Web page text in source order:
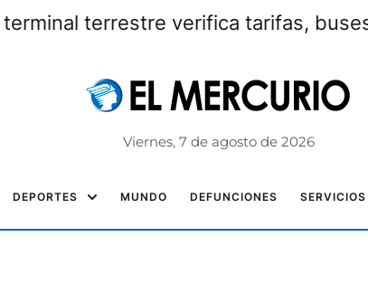
terminal terrestre verifica tarifas,
Viernes, 7 de agosto de 2026
DEPORTES MUNDO DEFUNCIONES SERVICIOS